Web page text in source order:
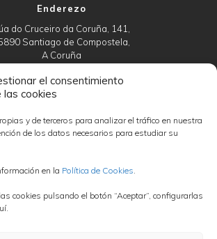
el consentimiento
las cookies
y de terceros para analizar el tráfico en nuestra
de los datos necesarios para estudiar su
en la Política de Cookies.
cookies pulsando el botón “Aceptar”, configurarlas
Enderezo
do Cruceiro da Coruña, 141,
Santiago de Compostela,
A Coruña
673 058 147
661 498 325
Luns a Venres:
09:30 - 13:30